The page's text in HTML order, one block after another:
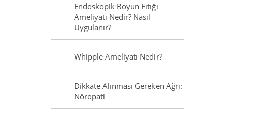
Endoskopik Boyun Fıtığı
Ameliyatı Nedir? Nasıl
Uygulanır?
Whipple Ameliyatı Nedir?
Dikkate Alınması Gereken Ağrı:
Nöropati